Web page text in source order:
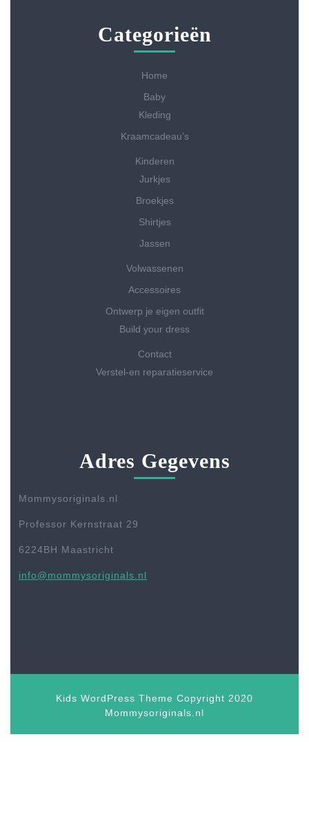
Categorieën
Home
Baby
Kleding
Kraamcadeau’s
Kinderen
Jurkjes
Broekjes
Shirtjes
Jassen
Volwassenen
Accessoires
Ontwerp je eigen outfit
Build your dress
Contact
Verstel-en reparatieservice
Adres Gegevens
Mommysoriginals.nl
Professor Kernstraat 29
6224BH Maastricht
info@mommysoriginals.nl
Kids WordPress Theme Copyright 2020
Mommysoriginals.nl